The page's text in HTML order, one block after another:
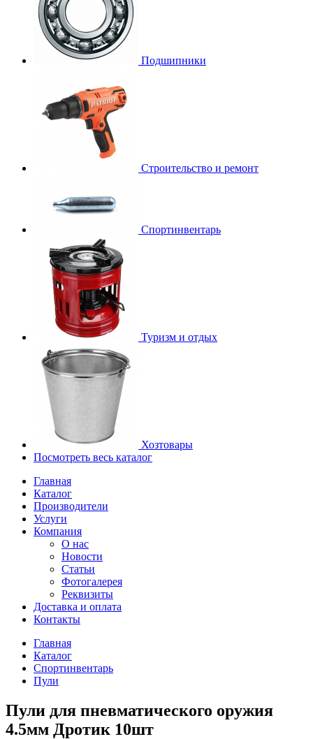
Подшипники
Строительство и ремонт
Спортинвентарь
Туризм и отдых
Хозтовары
Посмотреть весь каталог
Главная
Каталог
Производители
Услуги
Компания
О нас
Новости
Статьи
Фотогалерея
Реквизиты
Доставка и оплата
Контакты
Главная
Каталог
Спортинвентарь
Пули
Пули для пневматического оружия
4.5мм Дротик 10шт